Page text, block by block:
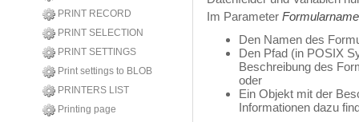
PRINT RECORD
PRINT SELECTION
PRINT SETTINGS
Print settings to BLOB
PRINTERS LIST
Printing page
Im Parameter Formularname
Den Namen des
Den Pfad (in POSIX
Beschreibung des
oder
Ein Objekt mit der
Informationen dazu